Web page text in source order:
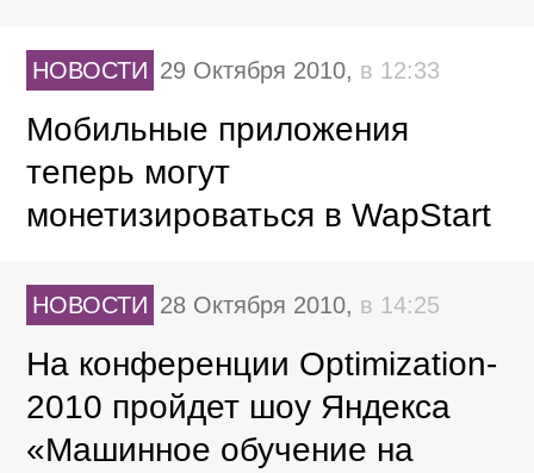
НОВОСТИ 29 Октября 2010, в 12:33
Мобильные приложения
теперь могут
монетизироваться в WapStart
НОВОСТИ 28 Октября 2010, в 14:25
На конференции Optimization-
2010 пройдет шоу Яндекса
«Машинное обучение на